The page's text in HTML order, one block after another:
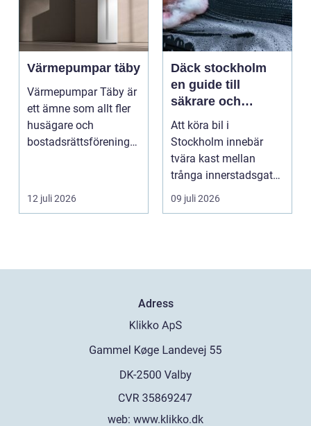
Värmepumpar täby
Värmepumpar Täby är
ett ämne som allt fler
husägare och
bostadsrättsföreningar
12 juli 2026
Däck stockholm
en guide till
säkrare och
smartare däckval i
storstan
Att köra bil i
Stockholm innebär
tvära kast mellan
trånga innerstadsgator,
motorvägspendling
och ibl...
09 juli 2026
Adress
web: www.klikko.dk